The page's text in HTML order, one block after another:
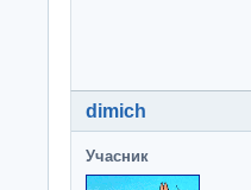
dimich
Учасник